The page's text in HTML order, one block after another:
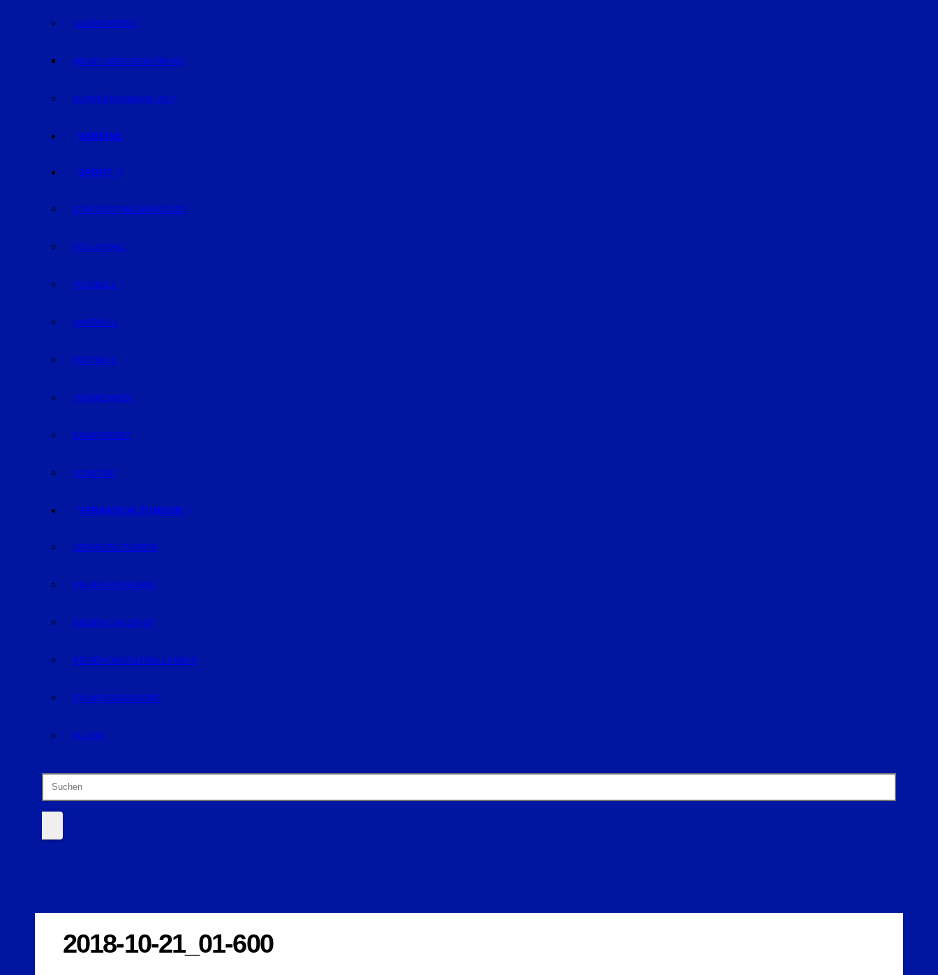
VALENTINSTAG
MEINE LIEBESERKLÄRUNG
BUNDESTAGSWAHL 2017
VEREINE
SPORT
EISHOCKEY/INLINEHOCKEY
VOLLEYBALL
FUSSBALL
HANDBALL
FOOTBALL
TRABRENNEN
KAMPFSPORT
SONSTIGE
VERANSTALTUNGEN
VERANSTALTUNGEN
REGION STRAUBING
REGION LANDSHUT
REGION DINGOLFING-LANDAU
RAUM DEGGENDORF
BLUVAL
2018-10-21_01-600